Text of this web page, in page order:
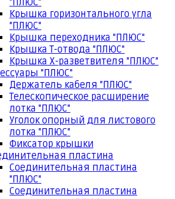
"ПЛЮС"
Крышка горизонтального угла
"ПЛЮС"
Крышка переходника "ПЛЮС"
Крышка Т-отвода "ПЛЮС"
Крышка Х-разветвителя "ПЛЮС"
"ПЛЮС"
Держатель кабеля "ПЛЮС"
Телескопическое расширение
лотка "ПЛЮС"
Уголок опорный для листового
лотка "ПЛЮС"
Фиксатор крышки
пластина
Соединительная пластина
"ПЛЮС"
Соединительная пластина